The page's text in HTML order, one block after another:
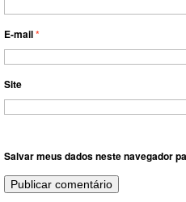
E-mail*
Site
Salvar meus dados neste navegador